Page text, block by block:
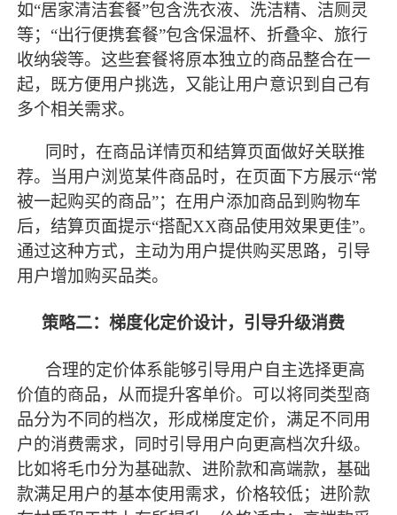
如“居家清洁套餐”包含洗衣液、洗洁精、洁厕灵
等；“出行便携套餐”包含保温杯、折叠伞、旅行
收纳袋等。这些套餐将原本独立的商品整合在一
起，既方便用户挑选，又能让用户意识到自己有
多个相关需求。
同时，在商品详情页和结算页面做好关联推
荐。当用户浏览某件商品时，在页面下方展示“常
被一起购买的商品”；在用户添加商品到购物车
后，结算页面提示“搭配XX商品使用效果更佳”。
通过这种方式，主动为用户提供购买思路，引导
用户增加购买品类。
策略二：梯度化定价设计，引导升级消费
合理的定价体系能够引导用户自主选择更高
价值的商品，从而提升客单价。可以将同类型商
品分为不同的档次，形成梯度定价，满足不同用
户的消费需求，同时引导用户向更高档次升级。
比如将毛巾分为基础款、进阶款和高端款，基础
款满足用户的基本使用需求，价格较低；进阶款